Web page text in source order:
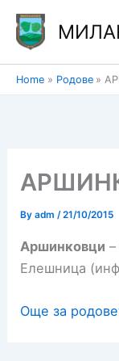
Skip
content
Home Родове
Byadm/21/10/2015
Аршинковци
Елешница
Още за